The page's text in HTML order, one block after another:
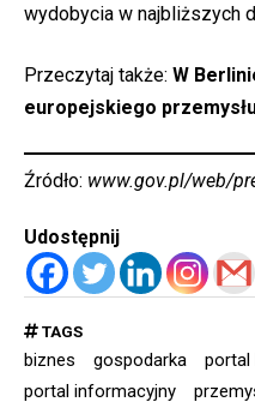
wydobycia w najbliższych
Przeczytaj także: W
europejskiego
Źródło: www.gov.pl/web/
Udostępnij
TAGS
biznes gospodarka
portal
portal informacyjny